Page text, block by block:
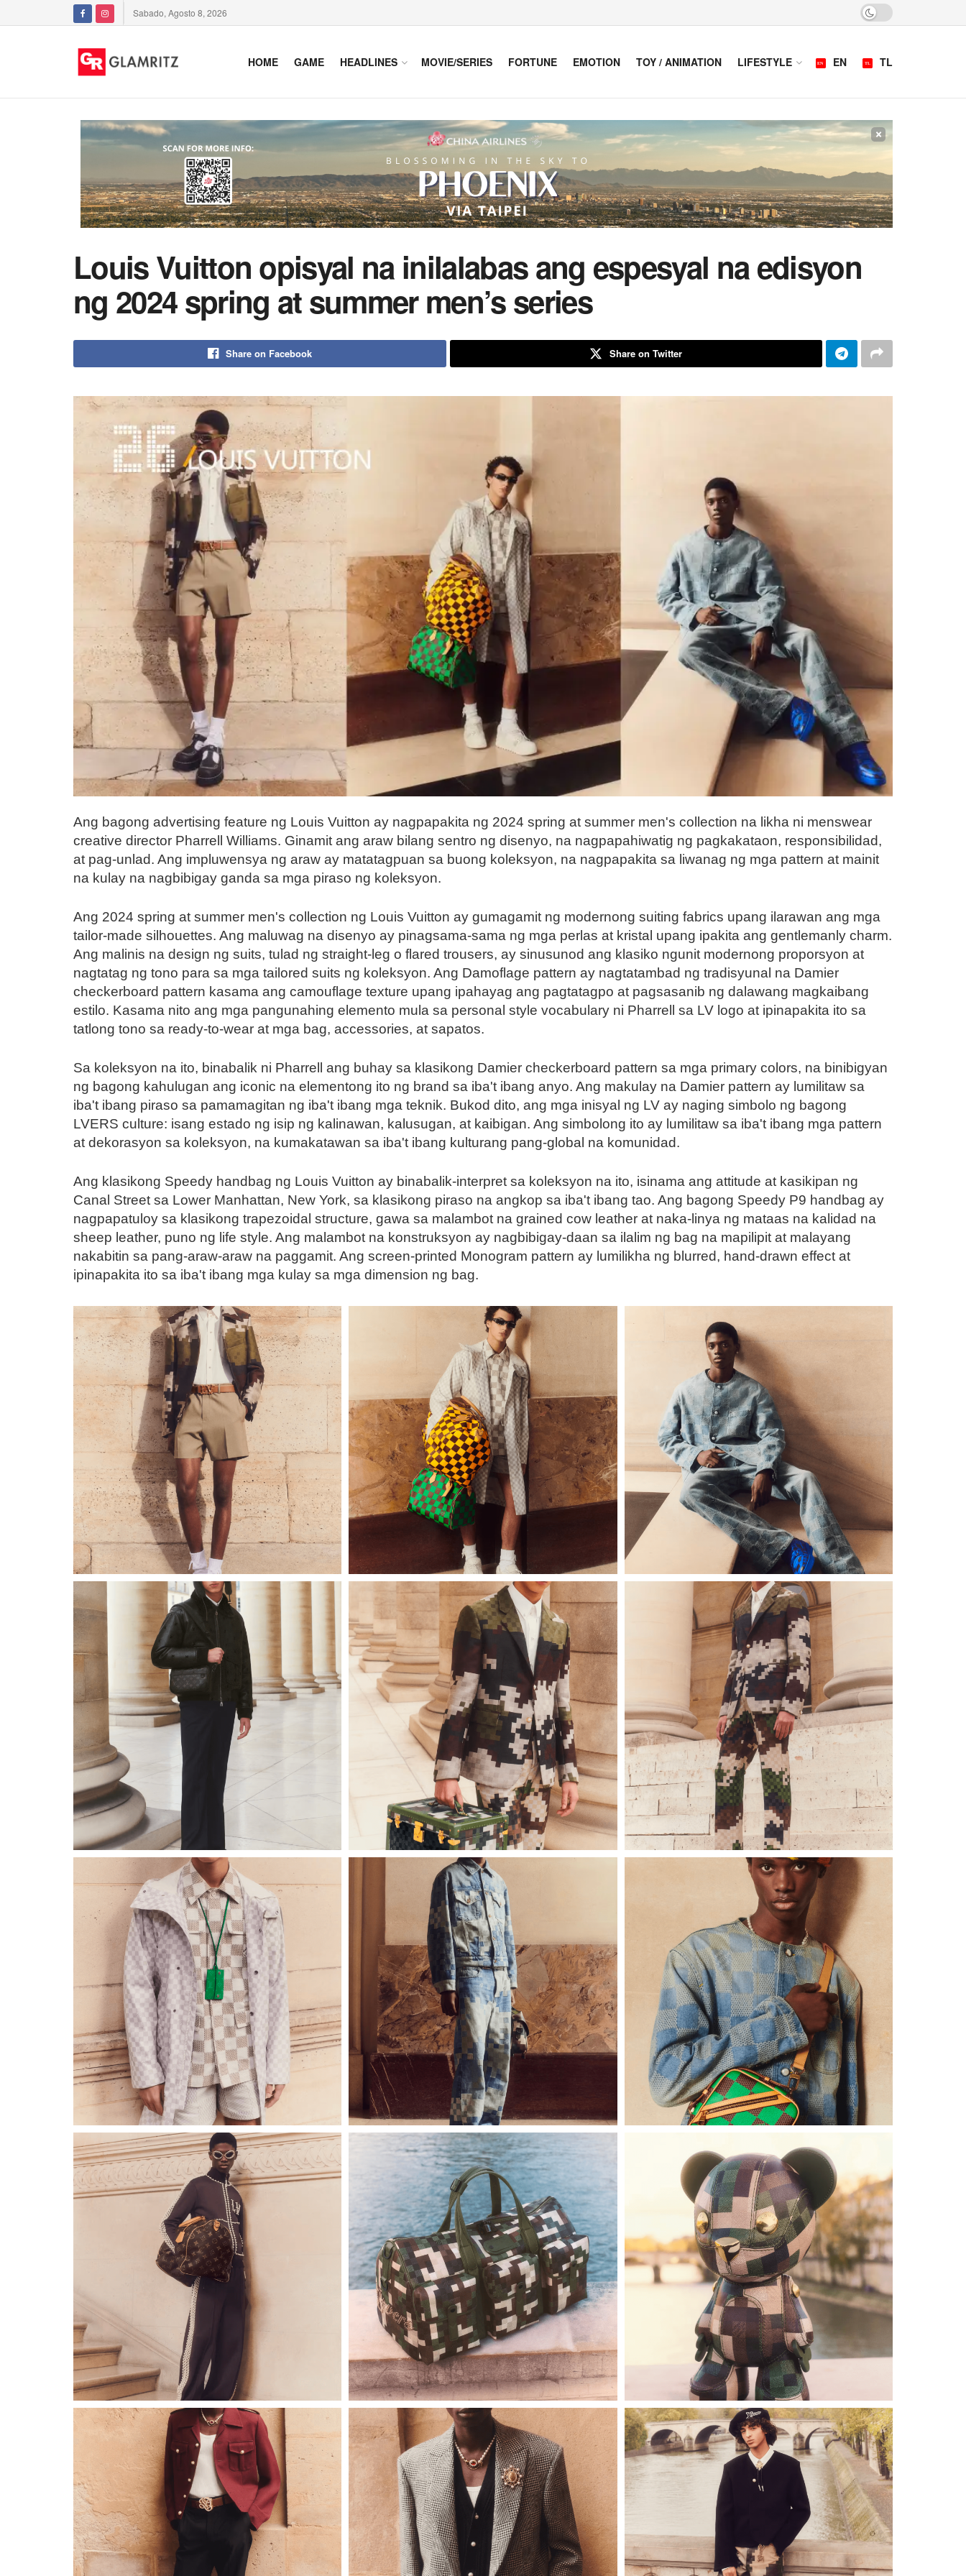
Sabado, Agosto 8, 2026
HOME GAME HEADLINES MOVIE/SERIES FORTUNE EMOTION TOY / ANIMATION LIFESTYLE EN TL
×
Louis Vuitton opisyal na inilalabas ang espesyal na edisyon
ng 2024 spring at summer men’s series
Share on Facebook Share on Twitter
Ang bagong advertising feature ng Louis Vuitton ay nagpapakita ng 2024 spring at summer men's collection na likha ni menswear
creative director Pharrell Williams. Ginamit ang araw bilang sentro ng disenyo, na nagpapahiwatig ng pagkakataon, responsibilidad,
at pag-unlad. Ang impluwensya ng araw ay matatagpuan sa buong koleksyon, na nagpapakita sa liwanag ng mga pattern at mainit
na kulay na nagbibigay ganda sa mga piraso ng koleksyon.
Ang 2024 spring at summer men's collection ng Louis Vuitton ay gumagamit ng modernong suiting fabrics upang ilarawan ang mga
tailor-made silhouettes. Ang maluwag na disenyo ay pinagsama-sama ng mga perlas at kristal upang ipakita ang gentlemanly charm.
Ang malinis na design ng suits, tulad ng straight-leg o flared trousers, ay sinusunod ang klasiko ngunit modernong proporsyon at
nagtatag ng tono para sa mga tailored suits ng koleksyon. Ang Damoflage pattern ay nagtatambad ng tradisyunal na Damier
checkerboard pattern kasama ang camouflage texture upang ipahayag ang pagtatagpo at pagsasanib ng dalawang magkaibang
estilo. Kasama nito ang mga pangunahing elemento mula sa personal style vocabulary ni Pharrell sa LV logo at ipinapakita ito sa
tatlong tono sa ready-to-wear at mga bag, accessories, at sapatos.
Sa koleksyon na ito, binabalik ni Pharrell ang buhay sa klasikong Damier checkerboard pattern sa mga primary colors, na binibigyan
ng bagong kahulugan ang iconic na elementong ito ng brand sa iba't ibang anyo. Ang makulay na Damier pattern ay lumilitaw sa
iba't ibang piraso sa pamamagitan ng iba't ibang mga teknik. Bukod dito, ang mga inisyal ng LV ay naging simbolo ng bagong
LVERS culture: isang estado ng isip ng kalinawan, kalusugan, at kaibigan. Ang simbolong ito ay lumilitaw sa iba't ibang mga pattern
at dekorasyon sa koleksyon, na kumakatawan sa iba't ibang kulturang pang-global na komunidad.
Ang klasikong Speedy handbag ng Louis Vuitton ay binabalik-interpret sa koleksyon na ito, isinama ang attitude at kasikipan ng
Canal Street sa Lower Manhattan, New York, sa klasikong piraso na angkop sa iba't ibang tao. Ang bagong Speedy P9 handbag ay
nagpapatuloy sa klasikong trapezoidal structure, gawa sa malambot na grained cow leather at naka-linya ng mataas na kalidad na
sheep leather, puno ng life style. Ang malambot na konstruksyon ay nagbibigay-daan sa ilalim ng bag na mapilipit at malayang
nakabitin sa pang-araw-araw na paggamit. Ang screen-printed Monogram pattern ay lumilikha ng blurred, hand-drawn effect at
ipinapakita ito sa iba't ibang mga kulay sa mga dimension ng bag.